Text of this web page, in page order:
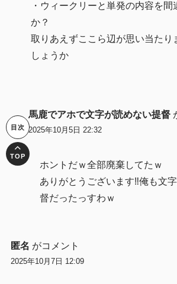
・ウィークリーと単発の内容を間
か？
取りあえずここら辺が思い当たり
しょうか
馬鹿でアホで文字が読めない提督
2025年10月5日 22:32
ホントだｗ全部廃棄してたｗ
ありがとうございます‼俺も文
督だったっすわｗ
匿名 がコメント
2025年10月7日 12:09